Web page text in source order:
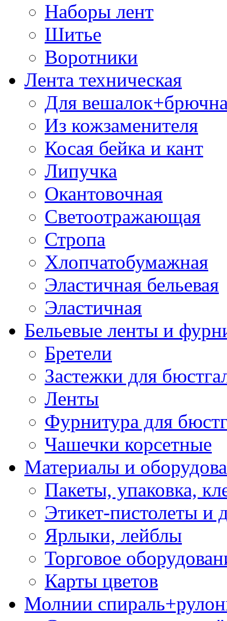
Наборы лент
Шитье
Воротники
Лента техническая
Для
Из кожзаменителя
Косая бейка и кант
Липучка
Окантовочная
Светоотражающая
Стропа
Хлопчатобумажная
Эластичная бельевая
Эластичная
Бельевые ленты и
Бретели
Застежки для
Ленты
Фурнитура для
Чашечки корсетные
Материалы и
Пакеты, упаковка,
Этикет-пистолеты и
Ярлыки, лейблы
Торговое
Карты цветов
Молнии